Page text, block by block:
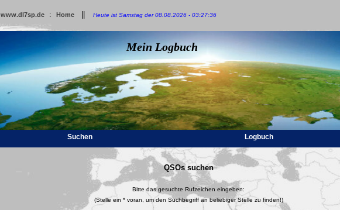
www.dl7sp.de : Home Heute ist Samstag der 08.08.2026 - 03:27:36
Mein Logbuch
Suchen Logbuch
QSOs suchen
Bitte das gesuchte Rufzeichen eingeben:
(Stelle ein * voran, um den Suchbegriff an beliebiger Stelle zu finden!)